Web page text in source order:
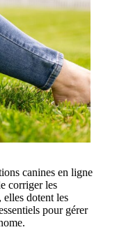
canines en ligne
corriger les
elles dotent les
pour gérer